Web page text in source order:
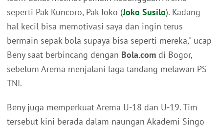
seperti Pak Kuncoro, Pak Joko (Joko Susilo). Kadang
hal kecil bisa memotivasi saya dan ingin terus
bermain sepak bola supaya bisa seperti mereka," ucap
Beny saat berbincang dengan Bola.com di Bogor,
sebelum Arema menjalani laga tandang melawan PS
TNI.
Beny juga memperkuat Arema U-18 dan U-19. Tim
tersebut kini berada dalam naungan Akademi Singo